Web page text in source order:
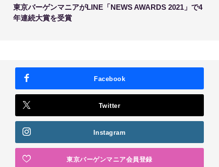
東京バーゲンマニアがLINE「NEWS AWARDS 2021」で4
年連続大賞を受賞
Facebook
Twitter
Instagram
東京バーゲンマニア会員登録